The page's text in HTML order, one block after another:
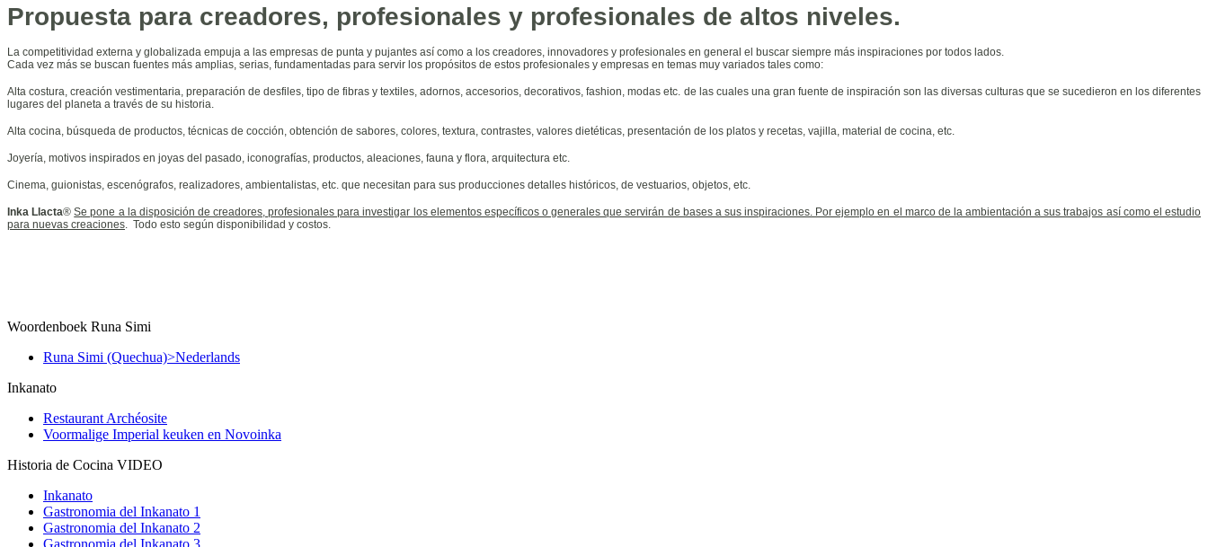
Propuesta para creadores, profesionales y profesionales de altos niveles.
La competitividad externa y globalizada empuja a las empresas de punta y pujantes así como a los creadores, innovadores y profesionales en general el buscar siempre más inspiraciones por todos lados.
Cada vez más se buscan fuentes más amplias, serias, fundamentadas para servir los propósitos de estos profesionales y empresas en temas muy variados tales como:
Alta costura, creación vestimentaria, preparación de desfiles, tipo de fibras y textiles, adornos, accesorios, decorativos, fashion, modas etc. de las cuales una gran fuente de inspiración son las diversas culturas que se sucedieron en los diferentes
lugares del planeta a través de su historia.
Alta cocina, búsqueda de productos, técnicas de cocción, obtención de sabores, colores, textura, contrastes, valores dietéticas, presentación de los platos y recetas, vajilla, material de cocina, etc.
Joyería, motivos inspirados en joyas del pasado, iconografías, productos, aleaciones, fauna y flora, arquitectura etc.
Cinema, guionistas, escenógrafos, realizadores, ambientalistas, etc. que necesitan para sus producciones detalles históricos, de vestuarios, objetos, etc.
Inka Llacta®Se pone a la disposición de creadores, profesionales para investigar los elementos específicos o generales que servirán de bases a sus inspiraciones. Por ejemplo en el marco de la ambientación a sus trabajos así como el estudio
para nuevas creaciones. Todo esto según disponibilidad y costos.
Woordenboek Runa Simi
Runa Simi (Quechua)>Nederlands
Inkanato
Restaurant Archéosite
Voormalige Imperial keuken en Novoinka
Historia de Cocina VIDEO
Inkanato
Gastronomia del Inkanato 1
Gastronomia del Inkanato 2